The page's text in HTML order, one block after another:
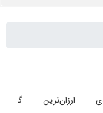
گران‌ترین